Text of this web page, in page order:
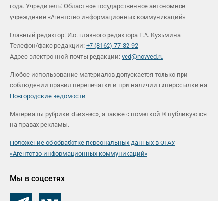
года. Учредитель: Областное государственное автономное
учреждение «Агентство информационных коммуникаций»
Главный редактор: И.о. главного редактора Е.А. Кузьмина
Телефон/факс редакции: +7 (8162) 77-32-92
Адрес электронной почты редакции: ved@novved.ru
Любое использование материалов допускается только при
соблюдении правил перепечатки и при наличии гиперссылки на
Новгородские ведомости
Материалы рубрики «Бизнес», а также с пометкой ® публикуются
на правах рекламы.
Положение об обработке персональных данных в ОГАУ
«Агентство информационных коммуникаций»
Мы в соцсетях